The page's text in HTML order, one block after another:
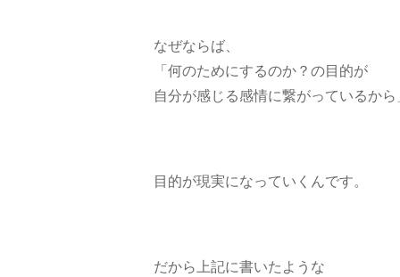
なぜならば、
「何のためにするのか？の目的が
自分が感じる感情に繋がっているから
目的が現実になっていくんです。
だから上記に書いたような